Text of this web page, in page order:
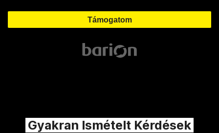
Gyakran Ismételt Kérdések